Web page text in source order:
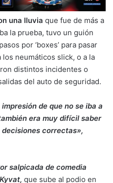
una lluvia que fue de más a
la prueba, tuvo un guión
por ‘boxes’ para pasar
neumáticos slick, o a la
distintos incidentes o
del auto de seguridad.
de que no se iba a
era muy difícil saber
correctas»,
salpicada de comedia
que sube al podio en